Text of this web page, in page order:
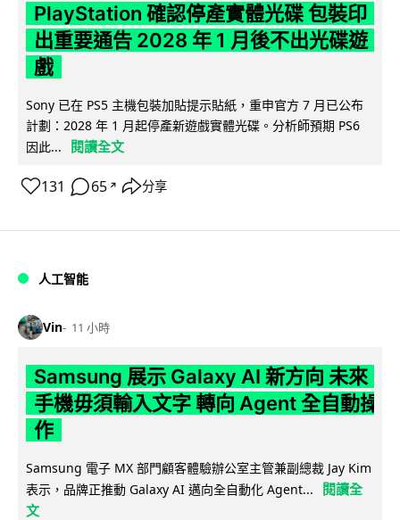
PlayStation 確認停產實體光碟 包裝印
出重要通告 2028 年 1 月後不出光碟遊
戲
Sony 已在 PS5 主機包裝加貼提示貼紙，重申官方 7 月已公布
計劃：2028 年 1 月起停產新遊戲實體光碟。分析師預期 PS6
因此...
閱讀全文
131 65 ↗ 分享
人工智能
Vin 11 小時
Samsung 展示 Galaxy AI 新方向 未來
手機毋須輸入文字 轉向 Agent 全自動操
作
Samsung 電子 MX 部門顧客體驗辦公室主管兼副總裁 Jay Kim
表示，品牌正推動 Galaxy AI 邁向全自動化 Agent...
閱讀全
文